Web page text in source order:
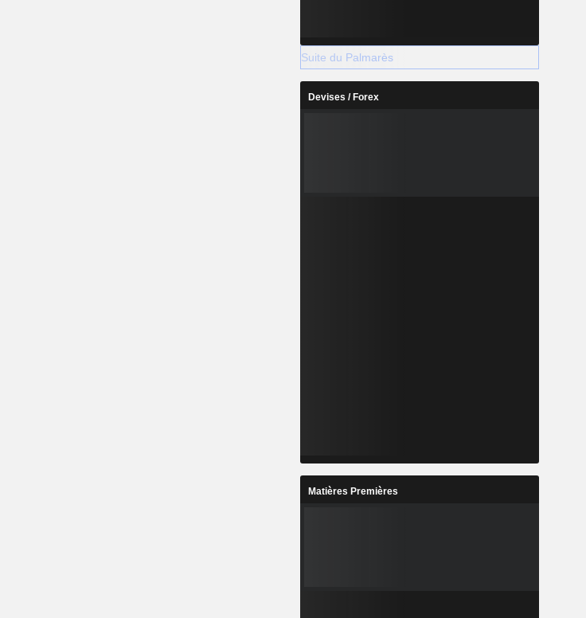
Suite du Palmarès
Devises / Forex
Matières Premières